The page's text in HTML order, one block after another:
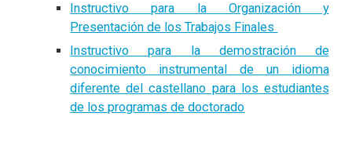
Instructivo para la Organización y
Presentación de los Trabajos Finales
Instructivo para la demostración de
conocimiento instrumental de un idioma
diferente del castellano para los estudiantes
de los programas de doctorado